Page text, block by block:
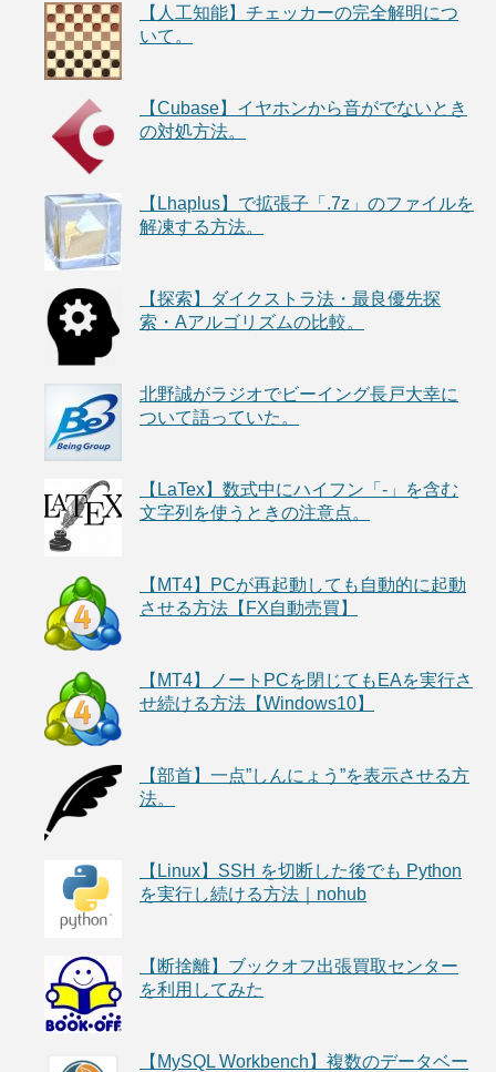
【人工知能】チェッカーの完全解明につ
いて。
【Cubase】イヤホンから音がでないとき
の対処方法。
【Lhaplus】で拡張子「.7z」のファイルを
解凍する方法。
【探索】ダイクストラ法・最良優先探
索・Aアルゴリズムの比較。
北野誠がラジオでビーイング長戸大幸に
ついて語っていた。
【LaTex】数式中にハイフン「-」を含む
文字列を使うときの注意点。
【MT4】PCが再起動しても自動的に起動
させる方法【FX自動売買】
【MT4】ノートPCを閉じてもEAを実行さ
せ続ける方法【Windows10】
【部首】一点”しんにょう”を表示させる方
法。
【Linux】SSH を切断した後でも Python
を実行し続ける方法｜nohub
【断捨離】ブックオフ出張買取センター
を利用してみた
【MySQL Workbench】複数のデータベー